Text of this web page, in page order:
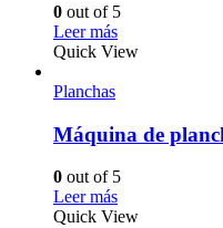
0 out of 5
Leer más
Quick View
Planchas
Máquina de
0 out of 5
Leer más
Quick View